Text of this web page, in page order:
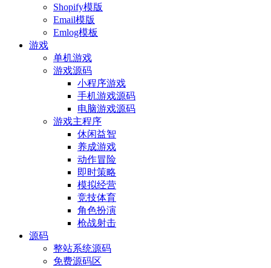
Shopify模版
Email模版
Emlog模板
游戏
单机游戏
游戏源码
小程序游戏
手机游戏源码
电脑游戏源码
游戏主程序
休闲益智
养成游戏
动作冒险
即时策略
模拟经营
竞技体育
角色扮演
枪战射击
源码
整站系统源码
免费源码区